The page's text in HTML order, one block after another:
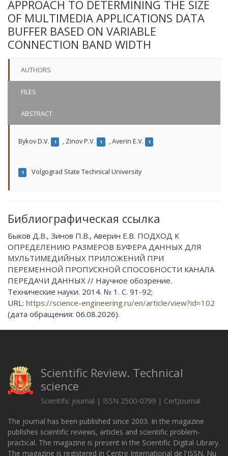
APPROACH TO DETERMINING THE SIZE
OF MULTIMEDIA APPLICATIONS DATA
BUFFER BASED ON VARIABLE
CONNECTION BAND WIDTH
AUTHORS
FILES
ABSTRACT
Bykov D.V. 1 , Zinov P.V. 1 ,Averin E.V. 1
1 Volgograd State Technical University
Библиографическая ссылка
Быков Д.В., Зинов П.В., Аверин Е.В. ПОДХОД К
ОПРЕДЕЛЕНИЮ РАЗМЕРОВ БУФЕРА ДАННЫХ ДЛЯ
МУЛЬТИМЕДИЙНЫХ ПРИЛОЖЕНИЙ ПРИ
ПЕРЕМЕННОЙ ПРОПУСКНОЙ СПОСОБНОСТИ КАНАЛА
ПЕРЕДАЧИ ДАННЫХ // Научное обозрение.
Технические науки. 2014. № 1. С. 91-92;
URL: https://science-engineering.ru/en/article/view?id=102
(дата обращения: 06.08.2026).
Scientific Review. Technical
science
Scientific journal | ISSN 2500-0799 | CertJournal
The journal has been published since 2003. In the magazine
publishes scientific reviews, articles and scientific problem-
practical. The magazine is present in the Scientific Digital Library.
The magazine is registered in Centre International de l'ISSN. Nu